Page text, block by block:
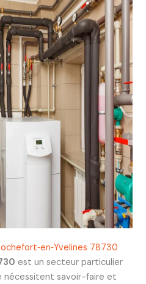
78730
est un secteur particulier
nécessitent savoir-faire et